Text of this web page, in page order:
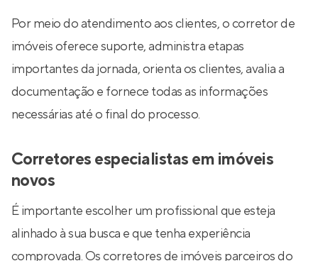
Por meio do atendimento aos clientes, o corretor de
imóveis oferece suporte, administra etapas
importantes da jornada, orienta os clientes, avalia a
documentação e fornece todas as informações
necessárias até o final do processo.
Corretores especialistas em imóveis
novos
É importante escolher um profissional que esteja
alinhado à sua busca e que tenha experiência
comprovada. Os corretores de imóveis parceiros do